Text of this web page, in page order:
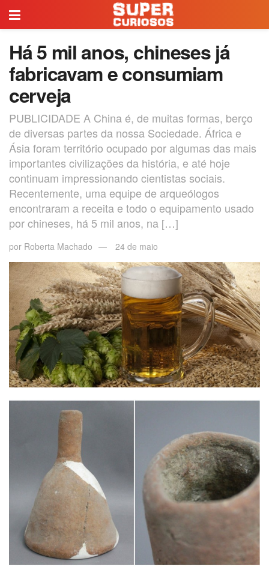
Há 5 mil anos, chineses já
fabricavam e consumiam
cerveja
PUBLICIDADE A China é, de muitas formas, berço
de diversas partes da nossa Sociedade. África e
Ásia foram território ocupado por algumas das mais
importantes civilizações da história, e até hoje
continuam impressionando cientistas sociais.
Recentemente, uma equipe de arqueólogos
encontraram a receita e todo o equipamento usado
por chineses, há 5 mil anos, na […]
por Roberta Machado 24 de maio